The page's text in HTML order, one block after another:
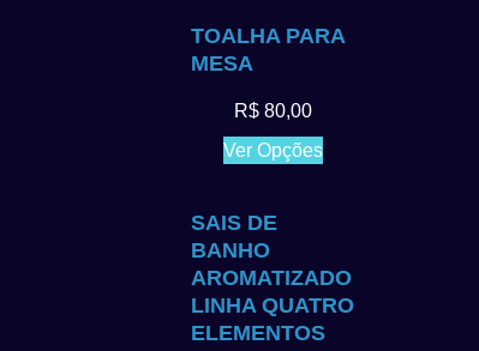
TOALHA PARA
MESA
R$ 80,00
Ver Opções
SAIS DE
BANHO
AROMATIZADO
LINHA QUATRO
ELEMENTOS